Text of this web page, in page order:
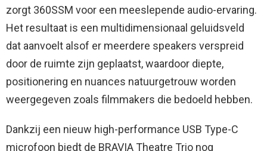
zorgt 360SSM voor een meeslepende audio-ervaring.
Het resultaat is een multidimensionaal geluidsveld
dat aanvoelt alsof er meerdere speakers verspreid
door de ruimte zijn geplaatst, waardoor diepte,
positionering en nuances natuurgetrouw worden
weergegeven zoals filmmakers die bedoeld hebben.
Dankzij een nieuw high-performance USB Type-C
microfoon biedt de BRAVIA Theatre Trio nog